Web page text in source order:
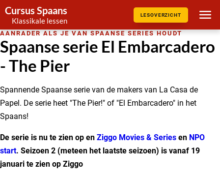
Cursus Spaans
Klassikale lessen
LESOVERZICHT
AANRADER ALS JE VAN SPAANSE SERIES HOUDT
Spaanse serie El Embarcadero
- The Pier
Spannende Spaanse serie van de makers van La Casa de
Papel. De serie heet "The Pier!" of "El Embarcadero" in het
Spaans!
De serie is nu te zien op en Ziggo Movies & Series en NPO
start. Seizoen 2 (meteen het laatste seizoen) is vanaf 19
januari te zien op Ziggo